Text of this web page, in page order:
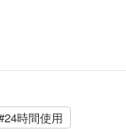
時間使用